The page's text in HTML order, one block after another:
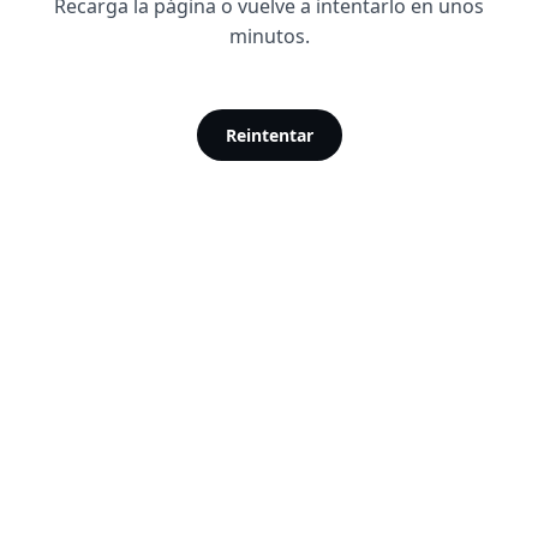
Recarga la página o vuelve a intentarlo en unos
minutos.
Reintentar